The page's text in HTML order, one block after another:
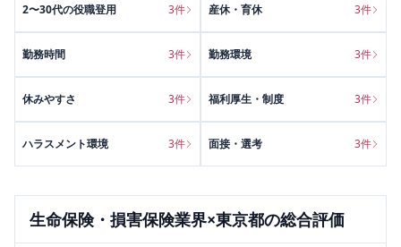
2〜30代の役職登用 3件 産休・育休 3件
勤務時間 3件 勤務環境 3件
休みやすさ 3件 福利厚生・制度 3件
ハラスメント環境 3件 面接・選考 3件
生命保険・損害保険業界×東京都の総合評価